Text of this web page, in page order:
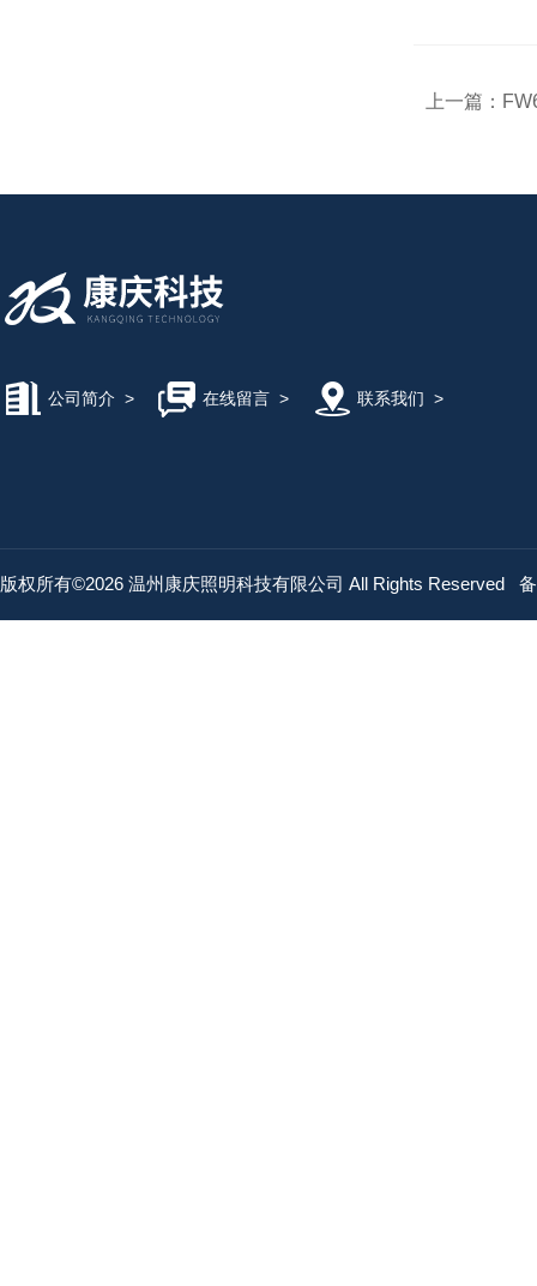
上一篇：
公司简介 > 在线留言> 联系我们 >
版权所有©2026 温州康庆照明科技有限公司 All Rights Reserved